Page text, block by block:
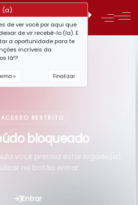
ACESSO RESTRITO
bloqueado
você precisa estar logado(a),
no botão entrar.
Entrar
(a)
de ver você por aqui que
de vir recebê-lo (la). E
a oportunidade para te
incríveis da
lá!?
» Finalizar